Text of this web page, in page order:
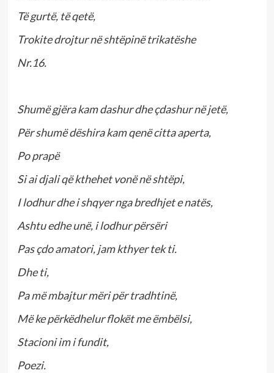
Të gurtë, të qetë,
Trokite drojtur në shtëpinë trikatëshe
Nr.16.
Shumë gjëra kam dashur dhe çdashur në jetë,
Për shumë dëshira kam qenë citta aperta,
Po prapë
Si ai djali që kthehet vonë në shtëpi,
I lodhur dhe i shqyer nga bredhjet e natës,
Ashtu edhe unë, i lodhur përsëri
Pas çdo amatori, jam kthyer tek ti.
Dhe ti,
Pa më mbajtur mëri për tradhtinë,
Më ke përkëdhelur flokët me ëmbëlsi,
Stacioni im i fundit,
Poezi.